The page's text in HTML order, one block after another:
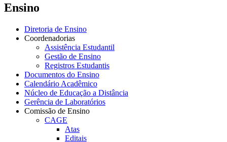
Ensino
Diretoria de Ensino
Coordenadorias
Assistência Estudantil
Gestão de Ensino
Registros Estudantis
Documentos do Ensino
Calendário Acadêmico
Núcleo de Educação a Distância
Gerência de Laboratórios
Comissão de Ensino
CAGE
Atas
Editais